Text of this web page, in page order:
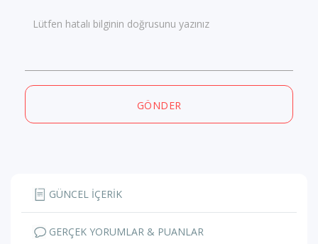
Lütfen hatalı bilginin doğrusunu yazınız
GÖNDER
GÜNCEL İÇERİK
GERÇEK YORUMLAR & PUANLAR